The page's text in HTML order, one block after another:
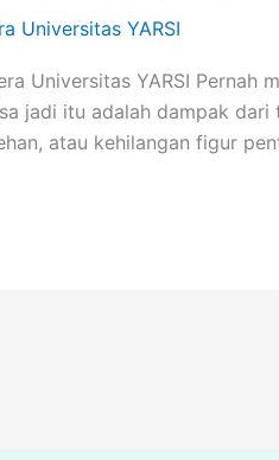
Universitas YARSI
Universitas YARSI
jadi itu adalah dampak
atau kehilangan figur